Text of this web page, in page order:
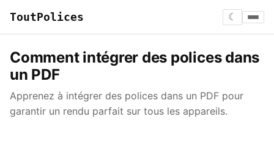
ToutPolices ☾
Comment intégrer des polices dans
un PDF
Apprenez à intégrer des polices dans un PDF pour
garantir un rendu parfait sur tous les appareils.